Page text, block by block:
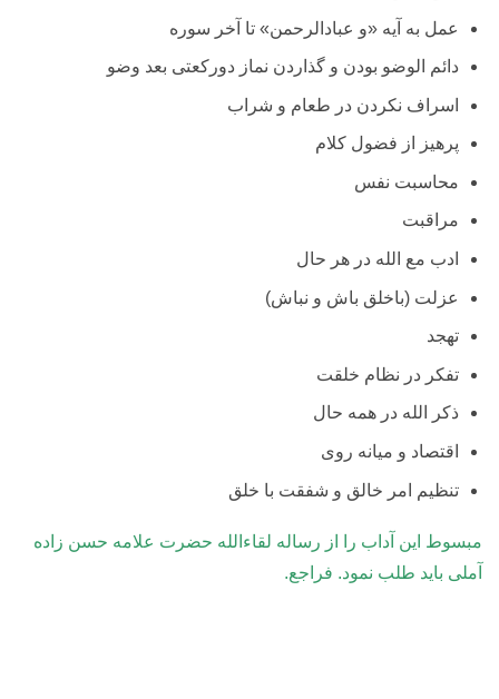
عمل به آیه «و عبادالرحمن» تا آخر سوره
دائم الوضو بودن و گذاردن نماز دورکعتی بعد وضو
اسراف نکردن در طعام و شراب
پرهیز از فضول کلام
محاسبت نفس
مراقبت
ادب مع الله در هر حال
عزلت (باخلق باش و نباش)
تهجد
تفکر در نظام خلقت
ذکر الله در همه حال
اقتصاد و میانه روی
تنظیم امر خالق و شفقت با خلق
مبسوط این آداب را از رساله لقاءالله حضرت علامه حسن زاده
آملی باید طلب نمود. فراجع.